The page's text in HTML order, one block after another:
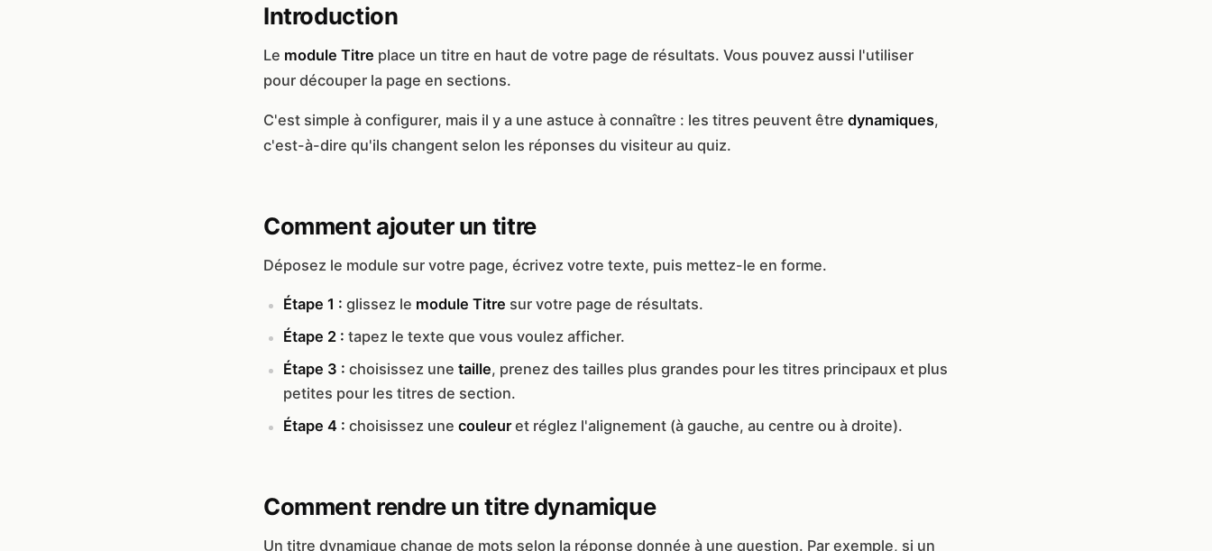
Introduction
Le module Titre place un titre en haut de votre page de résultats. Vous pouvez aussi l'utiliser
pour découper la page en sections.
C'est simple à configurer, mais il y a une astuce à connaître : les titres peuvent être dynamiques,
c'est-à-dire qu'ils changent selon les réponses du visiteur au quiz.
Comment ajouter un titre
Déposez le module sur votre page, écrivez votre texte, puis mettez-le en forme.
Étape 1 : glissez le module Titre sur votre page de résultats.
Étape 2 : tapez le texte que vous voulez afficher.
Étape 3 : choisissez une taille, prenez des tailles plus grandes pour les titres principaux et plus
petites pour les titres de section.
Étape 4 : choisissez une couleuret réglez l'alignement (à gauche, au centre ou à droite).
Comment rendre un titre dynamique
Un titre dynamique change de mots selon la réponse donnée à une question. Par exemple, si un